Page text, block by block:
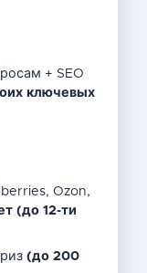
+ SEO
ключевых
Ozon,
(до 12-ти
(до 200